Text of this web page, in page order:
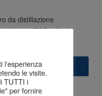
da distillazione
IFOS 5 Stelle
SCEGLI
l'esperienza
le visite.
TUTTI i
per fornire